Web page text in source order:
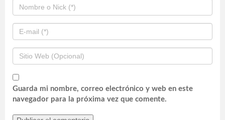
Guarda mi nombre, correo electrónico y web en este
navegador para la próxima vez que comente.